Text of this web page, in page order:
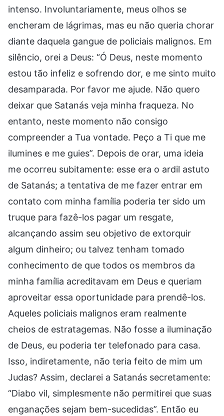
intenso. Involuntariamente, meus olhos se
encheram de lágrimas, mas eu não queria chorar
diante daquela gangue de policiais malignos. Em
silêncio, orei a Deus: “Ó Deus, neste momento
estou tão infeliz e sofrendo dor, e me sinto muito
desamparada. Por favor me ajude. Não quero
deixar que Satanás veja minha fraqueza. No
entanto, neste momento não consigo
compreender a Tua vontade. Peço a Ti que me
ilumines e me guies”. Depois de orar, uma ideia
me ocorreu subitamente: esse era o ardil astuto
de Satanás; a tentativa de me fazer entrar em
contato com minha família poderia ter sido um
truque para fazê-los pagar um resgate,
alcançando assim seu objetivo de extorquir
algum dinheiro; ou talvez tenham tomado
conhecimento de que todos os membros da
minha família acreditavam em Deus e queriam
aproveitar essa oportunidade para prendê-los.
Aqueles policiais malignos eram realmente
cheios de estratagemas. Não fosse a iluminação
de Deus, eu poderia ter telefonado para casa.
Isso, indiretamente, não teria feito de mim um
Judas? Assim, declarei a Satanás secretamente:
“Diabo vil, simplesmente não permitirei que suas
enganações sejam bem-sucedidas”. Então eu